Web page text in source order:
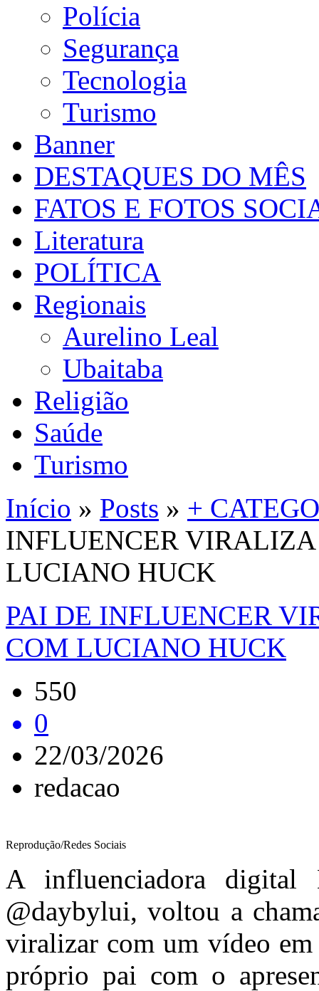
Polícia
Segurança
Tecnologia
Turismo
Banner
DESTAQUES DO MÊS
FATOS E FOTOS
Literatura
POLÍTICA
Regionais
Aurelino Leal
Ubaitaba
Religião
Saúde
Turismo
Início » Posts » +
INFLUENCER
LUCIANO HUCK
PAI DE INFLUENCER
COM LUCIANO HUCK
550
0
22/03/2026
redacao
Reprodução/Redes Sociais
A influenciadora
@daybylui, voltou a
viralizar com um vídeo em
próprio pai com o